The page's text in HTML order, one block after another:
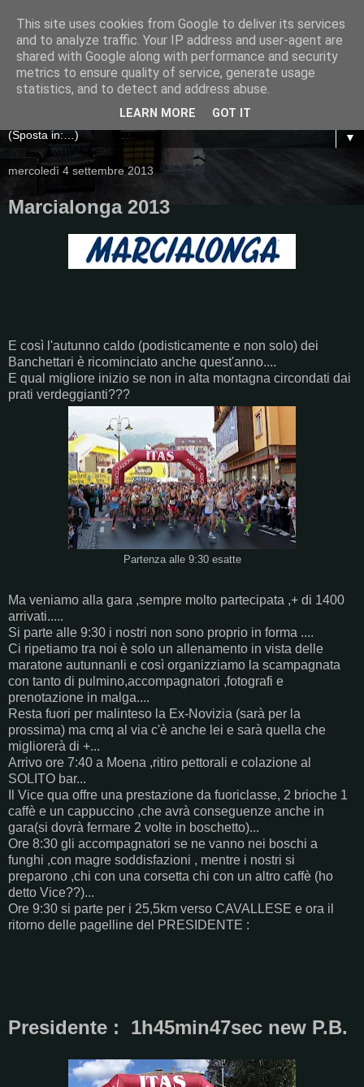
▼
mercoledì 4 settembre 2013
Marcialonga 2013
E così l'autunno caldo (podisticamente e non solo) dei
Banchettari è ricominciato anche quest'anno....
E qual migliore inizio se non in alta montagna circondati dai
prati verdeggianti???
Partenza alle 9:30 esatte
Ma veniamo alla gara ,sempre molto partecipata ,+ di 1400
arrivati.....
Si parte alle 9:30 i nostri non sono proprio in forma ....
Ci ripetiamo tra noi è solo un allenamento in vista delle
maratone autunnanli e così organizziamo la scampagnata
con tanto di pulmino,accompagnatori ,fotografi e
prenotazione in malga....
Resta fuori per malinteso la Ex-Novizia (sarà per la
prossima) ma cmq al via c'è anche lei e sarà quella che
migliorerà di +...
Arrivo ore 7:40 a Moena ,ritiro pettorali e colazione al
SOLITO bar...
Il Vice qua offre una prestazione da fuoriclasse, 2 brioche 1
caffè e un cappuccino ,che avrà conseguenze anche in
gara(si dovrà fermare 2 volte in boschetto)...
Ore 8:30 gli accompagnatori se ne vanno nei boschi a
funghi ,con magre soddisfazioni , mentre i nostri si
preparono ,chi con una corsetta chi con un altro caffè (ho
detto Vice??)...
Ore 9:30 si parte per i 25,5km verso CAVALLESE e ora il
ritorno delle pagelline del PRESIDENTE :
Presidente : 1h45min47sec new P.B.
This site uses cookies from Google to deliver its services
and to analyze traffic. Your IP address and user-agent are
shared with Google along with performance and security
metrics to ensure quality of service, generate usage
statistics, and to detect and address abuse.
LEARN MORE GOT IT